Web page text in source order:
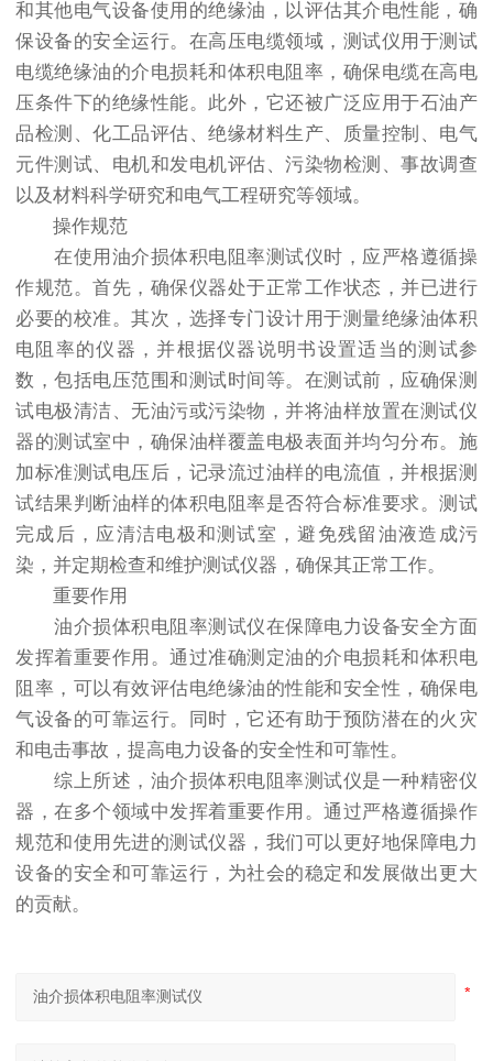
和其他电气设备使用的绝缘油，以评估其介电性能，确
保设备的安全运行。在高压电缆领域，测试仪用于测试
电缆绝缘油的介电损耗和体积电阻率，确保电缆在高电
压条件下的绝缘性能。此外，它还被广泛应用于石油产
品检测、化工品评估、绝缘材料生产、质量控制、电气
元件测试、电机和发电机评估、污染物检测、事故调查
以及材料科学研究和电气工程研究等领域。
操作规范
在使用油介损体积电阻率测试仪时，应严格遵循操
作规范。首先，确保仪器处于正常工作状态，并已进行
必要的校准。其次，选择专门设计用于测量绝缘油体积
电阻率的仪器，并根据仪器说明书设置适当的测试参
数，包括电压范围和测试时间等。在测试前，应确保测
试电极清洁、无油污或污染物，并将油样放置在测试仪
器的测试室中，确保油样覆盖电极表面并均匀分布。施
加标准测试电压后，记录流过油样的电流值，并根据测
试结果判断油样的体积电阻率是否符合标准要求。测试
完成后，应清洁电极和测试室，避免残留油液造成污
染，并定期检查和维护测试仪器，确保其正常工作。
重要作用
油介损体积电阻率测试仪在保障电力设备安全方面
发挥着重要作用。通过准确测定油的介电损耗和体积电
阻率，可以有效评估电绝缘油的性能和安全性，确保电
气设备的可靠运行。同时，它还有助于预防潜在的火灾
和电击事故，提高电力设备的安全性和可靠性。
综上所述，油介损体积电阻率测试仪是一种精密仪
器，在多个领域中发挥着重要作用。通过严格遵循操作
规范和使用先进的测试仪器，我们可以更好地保障电力
设备的安全和可靠运行，为社会的稳定和发展做出更大
的贡献。